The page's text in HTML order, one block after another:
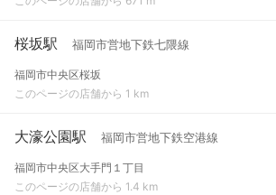
桜坂駅 福岡市営地下鉄七隈線
福岡市中央区桜坂
このページの店舗から 1 km
大濠公園駅 福岡市営地下鉄空港線
福岡市中央区大手門１丁目
このページの店舗から 1.4 km